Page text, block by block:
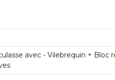
avec - Vilebrequin + Bloc